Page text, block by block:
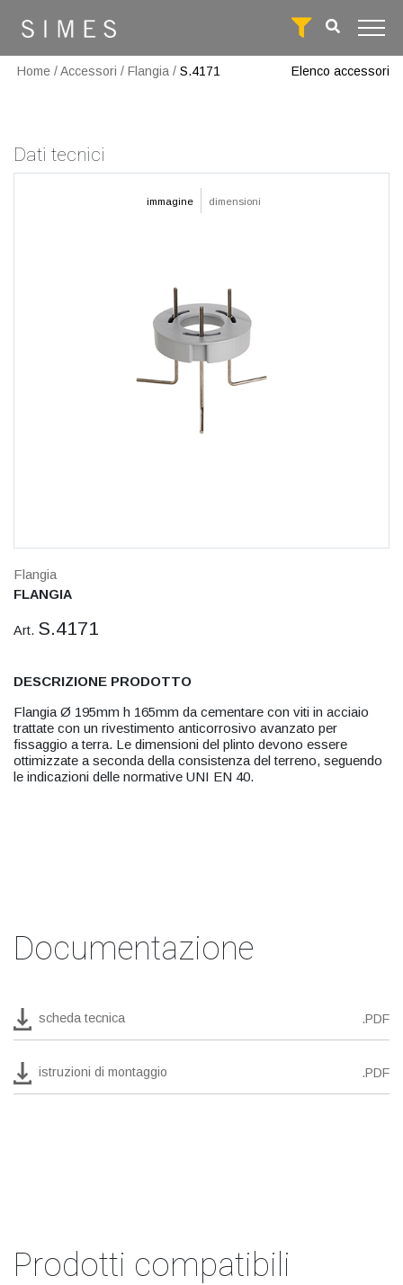
Home /Accessori / Flangia / S.4171 Elenco accessori
Dati tecnici
immagine dimensioni
Flangia
FLANGIA
Art. S.4171
DESCRIZIONE PRODOTTO
Flangia Ø 195mm h 165mm da cementare con viti in acciaio
trattate con un rivestimento anticorrosivo avanzato per
fissaggio a terra. Le dimensioni del plinto devono essere
ottimizzate a seconda della consistenza del terreno, seguendo
le indicazioni delle normative UNI EN 40.
Documentazione
scheda tecnica .PDF
istruzioni di montaggio .PDF
Prodotti compatibili